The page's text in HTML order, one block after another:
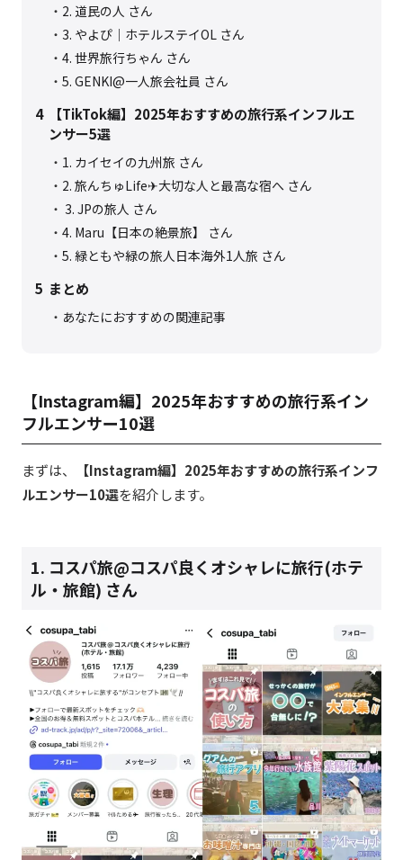
2. 道民の人 さん
3. やよぴ｜ホテルステイOL さん
4. 世界旅行ちゃん さん
5. GENKI@一人旅会社員 さん
4
【TikTok編】2025年おすすめの旅行系インフルエ
ンサー5選
1. カイセイの九州旅‍‍ さん
2. 旅んちゅLife✈︎大切な人と最高な宿へ さん
3. JPの旅人‍ ‍さん
4. Maru【日本の絶景旅】 さん
5. 緑ともや緑の旅人日本海外1人旅 さん
5 まとめ
あなたにおすすめの関連記事
【Instagram編】2025年おすすめの旅行系イン
フルエンサー10選
まずは、
【Instagram編】2025年おすすめの旅行系インフ
ルエンサー10選を紹介します。
1. コスパ旅@コスパ良くオシャレに旅行(ホテ
ル・旅館) さん